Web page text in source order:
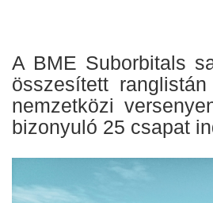
A BME Suborbitals
összesített
nemzetközi
bizonyuló 25 csapat